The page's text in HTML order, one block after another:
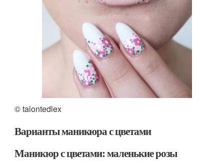
© talontedlex
Варианты маникюра с цветами
Маникюр с цветами: маленькие розы